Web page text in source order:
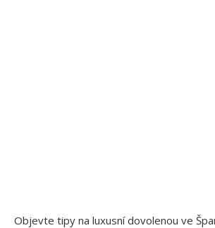
Objevte tipy na luxusní dovolenou ve